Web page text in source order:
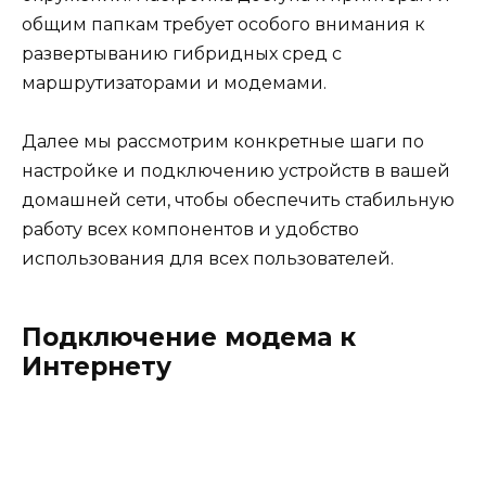
общим папкам требует особого внимания к
развертыванию гибридных сред с
маршрутизаторами и модемами.
Далее мы рассмотрим конкретные шаги по
настройке и подключению устройств в вашей
домашней сети, чтобы обеспечить стабильную
работу всех компонентов и удобство
использования для всех пользователей.
Подключение модема к
Интернету